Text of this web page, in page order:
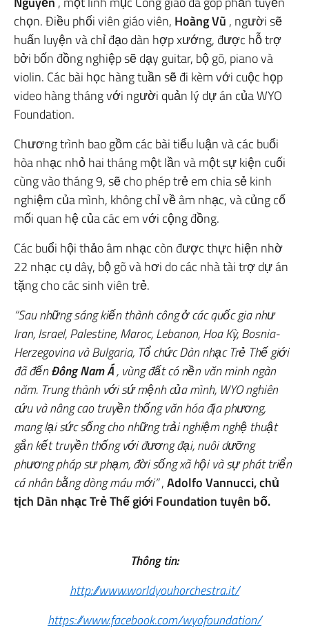
chọn. Điều phối viên giáo viên, Hoàng Vũ , người sẽ
huấn luyện và chỉ đạo dàn hợp xướng, được hỗ trợ
bởi bốn đồng nghiệp sẽ dạy guitar, bộ gõ, piano và
violin. Các bài học hàng tuần sẽ đi kèm với cuộc họp
video hàng tháng với người quản lý dự án của WYO
Foundation.
Chương trình bao gồm các bài tiểu luận và các buổi
hòa nhạc nhỏ hai tháng một lần và một sự kiện cuối
cùng vào tháng 9, sẽ cho phép trẻ em chia sẻ kinh
nghiệm của mình, không chỉ về âm nhạc, và củng cố
mối quan hệ của các em với cộng đồng.
Các buổi hội thảo âm nhạc còn được thực hiện nhờ
22 nhạc cụ dây, bộ gõ và hơi do các nhà tài trợ dự án
tặng cho các sinh viên trẻ.
“Sau những sáng kiến thành công ở các quốc gia như
Iran, Israel, Palestine, Maroc, Lebanon, Hoa Kỳ, Bosnia-
Herzegovina và Bulgaria, Tổ chức Dàn nhạc Trẻ Thế giới
đã đếnĐông Nam Á, vùng đất có nền văn minh ngàn
năm. Trung thành với sứ mệnh của mình, WYO nghiên
cứu và nâng cao truyền thống văn hóa địa phương,
mang lại sức sống cho những trải nghiệm nghệ thuật
gắn kết truyền thống với đương đại, nuôi dưỡng
phương pháp sư phạm, đời sống xã hội và sự phát triển
cá nhân bằng dòng máu mới”,Adolfo Vannucci, chủ
tịch Dàn nhạc Trẻ Thế giới Foundation tuyên bố.
Thông tin:
http://www.worldyouhorchestra.it/
https://www.facebook.com/wyofoundation/